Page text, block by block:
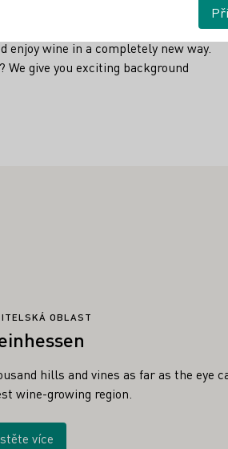
true character of each drop only
let yourself be enchanted by
wine in a completely new way.
give you exciting background
OBLAST
hills and vines as far as the eye
wine-growing region.
více